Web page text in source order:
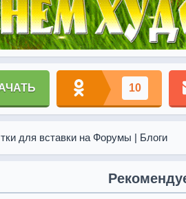
10
для вставки на Форумы | Блоги